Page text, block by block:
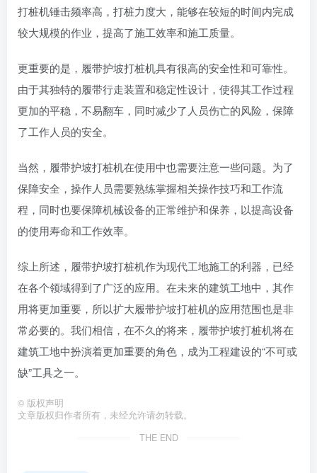
打桩机锤击频率高，打桩力度大，能够在较短的时间内完成
较大规模的作业，提高了施工效率和施工质量。
更重要的是，履带护坡打桩机具有很高的安全性和可靠性。
由于其独特的履带行走装置和稳定性设计，使得其工作过程
更加的平稳，不易翻车，同时减少了人员伤亡的风险，保障
了工作人员的安全。
当然，履带护坡打桩机在使用中也需要注意一些问题。为了
保障安全，操作人员需要熟练掌握相关操作技巧和工作流
程，同时也要保障机械设备的正常维护和保养，以提高设备
的使用寿命和工作效率。
综上所述，履带护坡打桩机作为现代工地施工的利器，已经
在各个领域得到了广泛的应用。在未来的建筑工地中，其作
用将更加重要，所以扩大履带护坡打桩机的应用范围也是非
常必要的。我们相信，在不久的将来，履带护坡打桩机将在
建筑工地中扮演着更加重要的角色，成为工程建设的“不可或
缺”工具之一。
© 版权声明
文章版权归作者所有，未经允许请勿转载。
THE END